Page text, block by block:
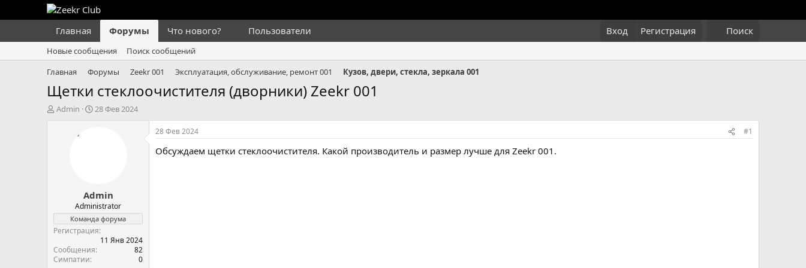
Главная Форумы Что нового? Пользователи Вход Регистрация Поиск
Новые сообщения
Поиск сообщений
Главная
Форумы Zeekr 001 Эксплуатация, обслуживание, ремонт 001 Кузов, двери, стекла, зеркала 001
Щетки стеклоочистителя (дворники) Zeekr 001
А
Admin
Д
л
а
28 Фев 2024
Admin
Administrator
Команда форума
Регистрация
11 Янв 2024
Сообщения
82
Симпатии
0
28 Фев 2024 #1
Обсуждаем щетки стеклоочистителя. Какой производитель и размер лучше для Zeekr 001.